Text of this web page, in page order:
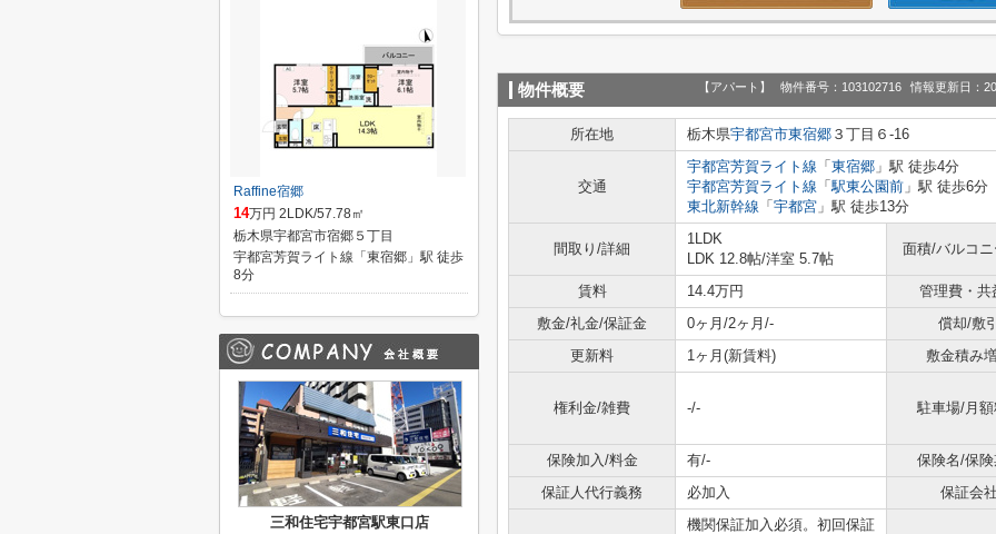
物件概要 【アパート】 物件番号：103102716 情報更新日：
所在地 栃木県宇都宮市東宿郷 ３丁目６-16
交通
宇都宮芳賀ライト線 「 東宿郷 」駅 徒歩4分
宇都宮芳賀ライト線 「駅東公園前 」駅 徒歩6分
東北新幹線 「 宇都宮 」駅 徒歩13分
間取り/詳細
1LDK
LDK 12.8帖/洋室 5.7帖
面積/バルコ
賃料 14.4万円
管理費・共
敷金/礼金/保証金
0ヶ月/2ヶ月/-
償却/敷
更新料
1ヶ月(新賃料) 敷金積み
権利金/雑費 -/- 駐車場/月
保険加入/料金 有/-
保険名/保
保証人代行義務
必加入 保証会
機関保証加入必須。初回保証
Raffine宿郷
14万円 2LDK/57.78㎡
栃木県宇都宮市宿郷５丁目
宇都宮芳賀ライト線「東宿郷」駅 徒歩
8分
三和住宅宇都宮駅東口店